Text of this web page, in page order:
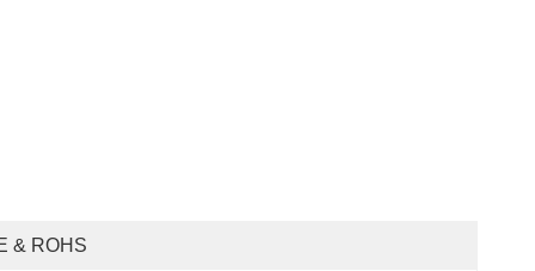
& ROHS